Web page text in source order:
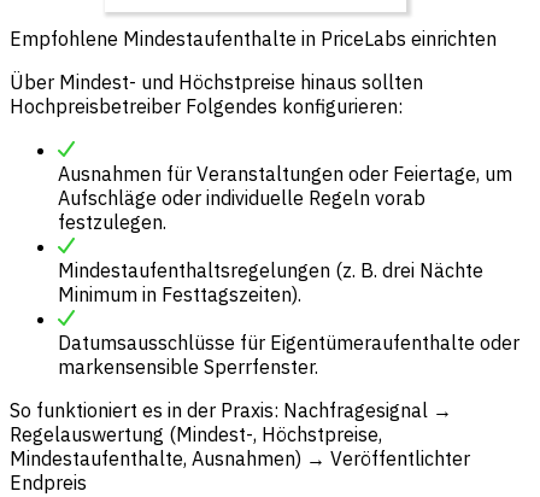
Empfohlene Mindestaufenthalte in PriceLabs einrichten
Über Mindest- und Höchstpreise hinaus sollten
Hochpreisbetreiber Folgendes konfigurieren:
Ausnahmen für Veranstaltungen oder Feiertage, um
Aufschläge oder individuelle Regeln vorab
festzulegen.
Mindestaufenthaltsregelungen (z. B. drei Nächte
Minimum in Festtagszeiten).
Datumsausschlüsse für Eigentümeraufenthalte oder
markensensible Sperrfenster.
So funktioniert es in der Praxis: Nachfragesignal →
Regelauswertung (Mindest-, Höchstpreise,
Mindestaufenthalte, Ausnahmen) → Veröffentlichter
Endpreis